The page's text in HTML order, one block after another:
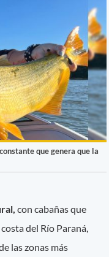
que genera que la
con cabañas que
del Río Paraná,
las zonas más